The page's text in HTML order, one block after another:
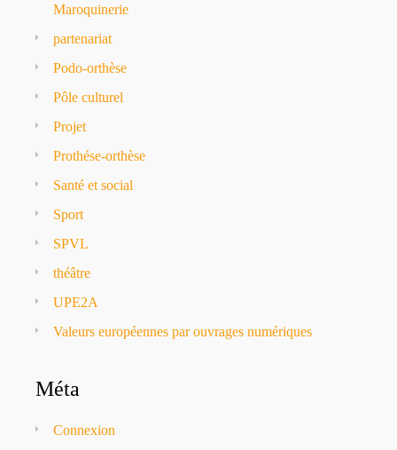
Maroquinerie
partenariat
Podo-orthèse
Pôle culturel
Projet
Prothése-orthèse
Santé et social
Sport
SPVL
théâtre
UPE2A
Valeurs européennes par ouvrages numériques
Méta
Connexion